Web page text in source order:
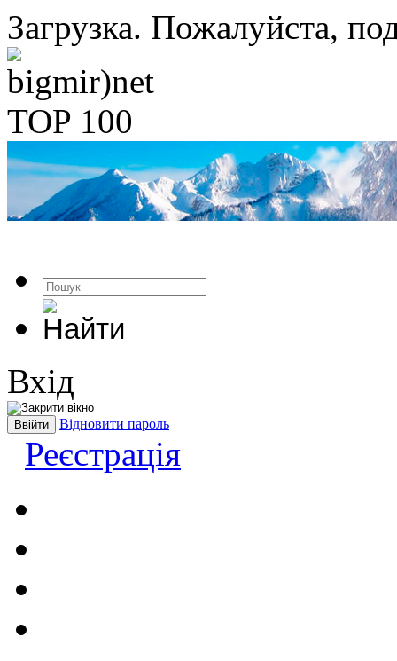
Загрузка. Пожалуйста,
Вхід
Відновити пароль
Реєстрація